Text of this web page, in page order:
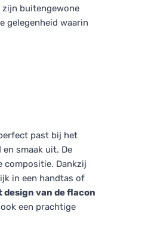
buitengewone
gelegenheid waarin
past bij het
smaak uit. De
compositie. Dankzij
in een handtas of
design van de flacon
een prachtige